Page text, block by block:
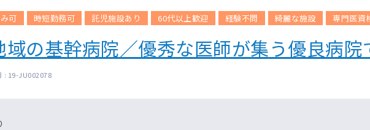
可 時短勤務可 託児施設あり 60代以上歓迎 経験不問 綺麗な施設 専門医資
域の基幹病院／優秀な医師が集う優良病
: 19-JU002078